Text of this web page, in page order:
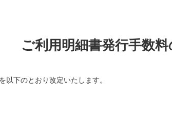
ご利用明細書発行手数
以下のとおり改定いたします。